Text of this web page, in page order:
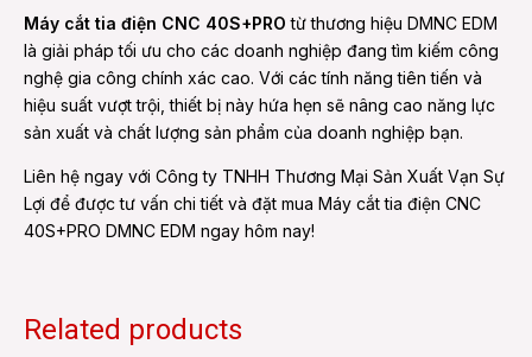
Máy cắt tia điện CNC 40S+PRO từ thương hiệu DMNC EDM
là giải pháp tối ưu cho các doanh nghiệp đang tìm kiếm công
nghệ gia công chính xác cao. Với các tính năng tiên tiến và
hiệu suất vượt trội, thiết bị này hứa hẹn sẽ nâng cao năng lực
sản xuất và chất lượng sản phẩm của doanh nghiệp bạn.
Liên hệ ngay với Công ty TNHH Thương Mại Sản Xuất Vạn Sự
Lợi để được tư vấn chi tiết và đặt mua Máy cắt tia điện CNC
40S+PRO DMNC EDM ngay hôm nay!
Related products